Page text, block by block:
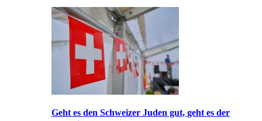
Geht es den Schweizer Juden gut, geht es der